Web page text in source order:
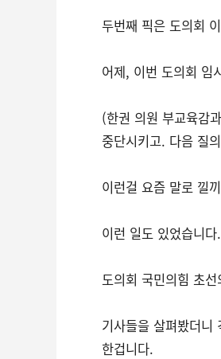
두번째 픽은 도의회
어제, 이번 도의회 임
(한권 의원 부교육감
중단시키고. 다음 질
이런걸 요즘 말로 낄
이런 일도 있었습니다.
도의회 국민의힘 초
기사들을 살펴봤더니
한겁니다.